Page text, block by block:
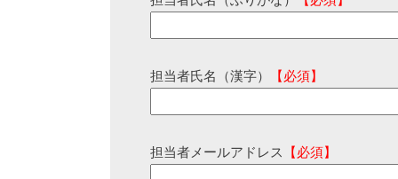
担当者氏名（漢字） 【必須】
担当者メールアドレス 【必須】